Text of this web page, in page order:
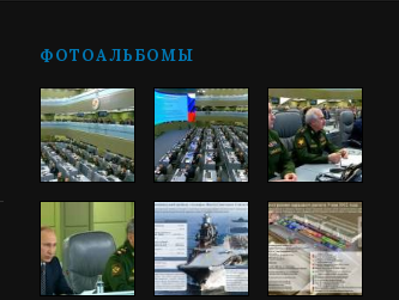
ФОТОАЛЬБОМЫ